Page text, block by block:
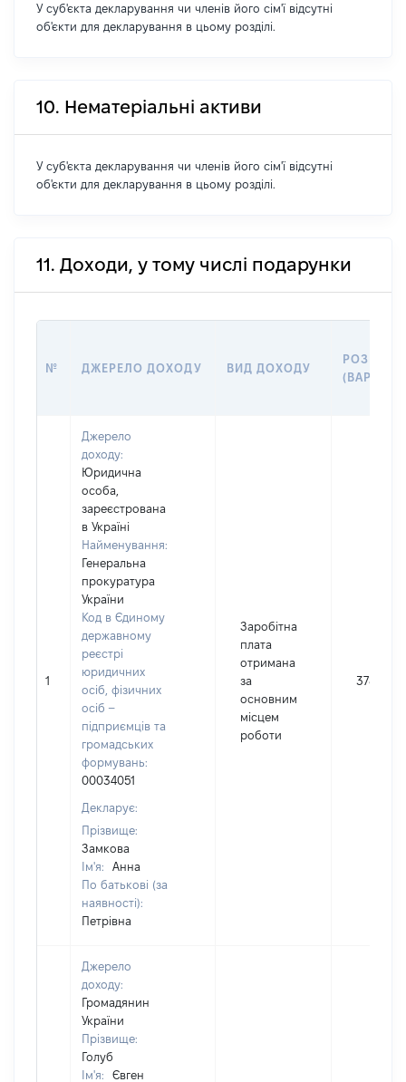
У суб'єкта декларування чи членів його сім'ї відсутні
об'єкти для декларування в цьому розділі.
10. Нематеріальні активи
У суб'єкта декларування чи членів його сім'ї відсутні
об'єкти для декларування в цьому розділі.
11. Доходи, у тому числі подарунки
№ ДЖЕРЕЛО ДОХОДУ ВИД ДОХОДУ
РОЗМІР
1
Джерело
доходу:
Юридична
особа,
зареєстрована
в Україні
Найменування:
Генеральна
прокуратура
України
Код в Єдиному
державному
реєстрі
юридичних
осіб, фізичних
осіб –
підприємців та
громадських
формувань:
00034051
Декларує:
Прізвище:
Замкова
Ім'я:
Анна
По батькові (за
наявності):
Петрівна
Заробітна
плата
отримана
за
основним
місцем
роботи
378182
Джерело
доходу:
Громадянин
України
Прізвище:
Голуб
Ім'я:
Євген